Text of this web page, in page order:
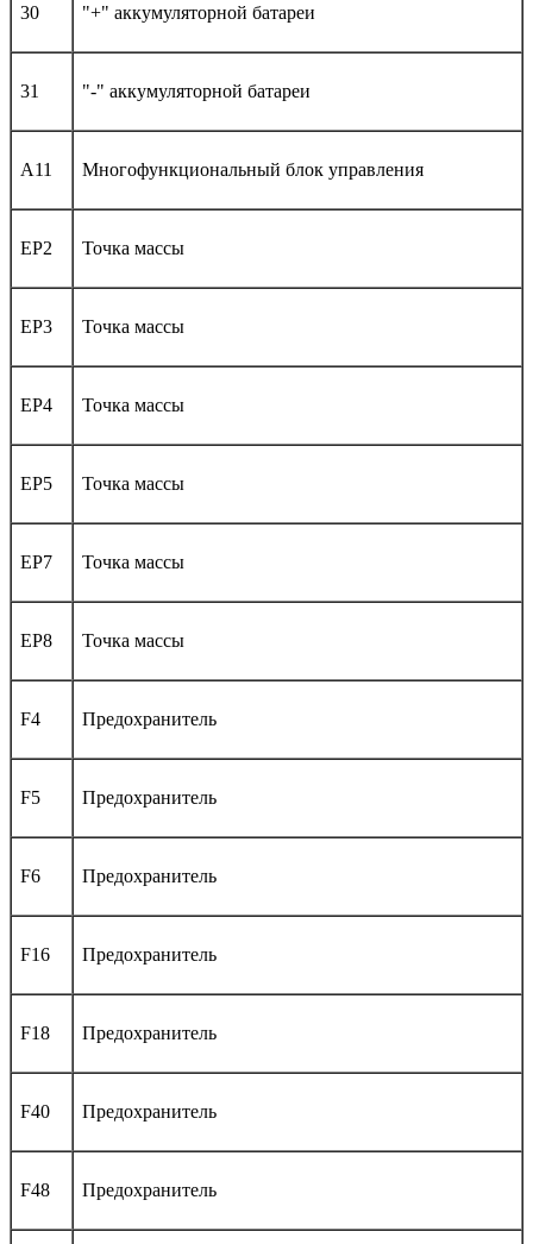
30 "+" аккумуляторной батареи
31 "-" аккумуляторной батареи
A11 Многофункциональный блок управления
EP2 Точка массы
EP3 Точка массы
EP4 Точка массы
EP5 Точка массы
EP7 Точка массы
EP8 Точка массы
F4 Предохранитель
F5 Предохранитель
F6 Предохранитель
F16 Предохранитель
F18 Предохранитель
F40 Предохранитель
F48 Предохранитель